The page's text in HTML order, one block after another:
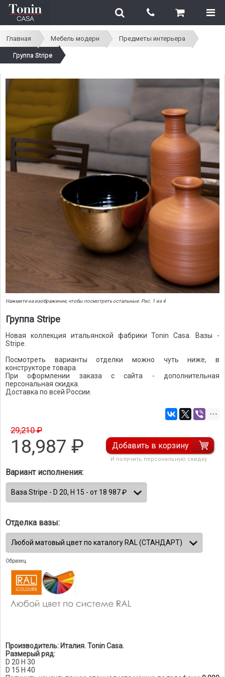
Главная Мебель модерн Предметы интерьера
Группа Stripe
Нажмите на изображение, чтобы посмотреть остальные. Рис. 1 из 4
Группа Stripe
Новая коллекция итальянской фабрики Tonin Casa. Вазы -
Stripe.
Посмотреть варианты отделки можно чуть ниже, в
конструкторе товара.
При оформлении заказа с сайта - дополнительная
персональная скидка.
Доставка по всей России.
29,210 ₽
18,987 ₽ Добавить в корзину
И получить персональную скидку
Вариант исполнения:
Отделка вазы:
Образец
Производитель: Италия. Tonin Casa.
Размерый ряд:
D 20 H 30
D 15 H 40